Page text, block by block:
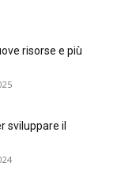
risorse e più
sviluppare il